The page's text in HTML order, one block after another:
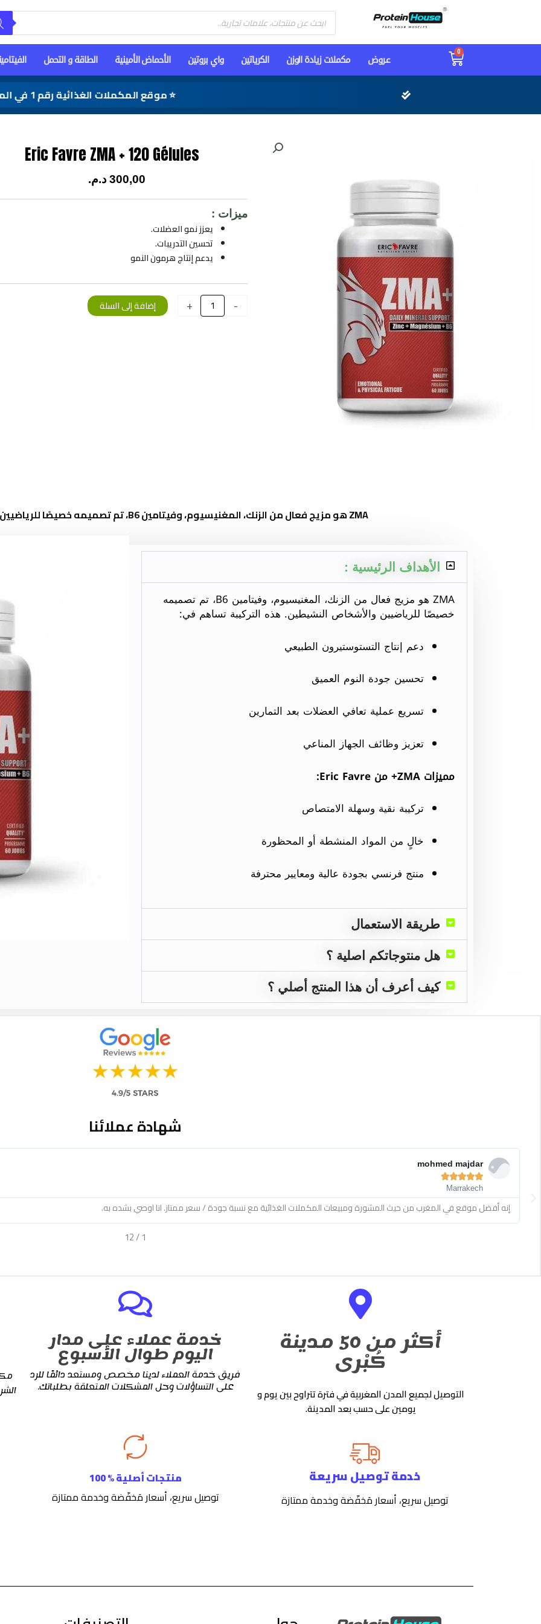
Products
search
0
Cart عـروض مكملات زيادة الوزن الكرياتين واي بروتين الأحماض الأمينية الطاقة و التحمل
⭐ موقع المكملات الغذائية رقم 1 في المغرب
Eric Favre ZMA + 120 Gélules
300,00 د.م.
ميزات :
يعزز نمو العضلات.
تحسين التدريبات.
يدعم إنتاج هرمون النمو
-Eric
+ إضافة إلى السلة
ZMA هو مزيج فعال من الزنك، المغنيسيوم، وفيتامين B6، تم تصميمه خصيصًا للرياضيين والأشخاص النشيطين.
الأهداف الرئيسية :
ZMA هو مزيج فعال من الزنك، المغنيسيوم، وفيتامين B6، تم تصميمه
خصيصًا للرياضيين والأشخاص النشيطين. هذه التركيبة تساهم في:
دعم إنتاج التستوستيرون الطبيعي
تحسين جودة النوم العميق
تسريع عملية تعافي العضلات بعد التمارين
تعزيز وظائف الجهاز المناعي
مميزات ZMA+ من Eric Favre:
تركيبة نقية وسهلة الامتصاص
خالٍ من المواد المنشطة أو المحظورة
منتج فرنسي بجودة عالية ومعايير محترفة
طريقة الاستعمال
هل منتوجاتكم اصلية ؟
كيف أعرف أن هذا المنتج أصلي ؟
شهادة عملائنا
, les derniers produits, tjrs dispo pour les conseils, Bon courage protein house
2
/
12
Previous
أكثر من 50 مدينة
كُبْرى
التوصيل لجميع المدن المغربية في فترة تتراوح بين يوم و
يومين على حسب بعد المدينة.
خدمة عملاء على مدار
اليوم طوال الأسبوع
فريق خدمة العملاء لدينا مخصص ومستعد دائمًا للرد
على التساؤلات وحل المشكلات المتعلقة بطلباتك.
خدمة توصيل سريعة
توصيل سريع، أسعار مَخفّضة وخدمة ممتازة
منتجات أصلية % 100
توصيل سريع، أسعار مَخفّضة وخدمة ممتازة